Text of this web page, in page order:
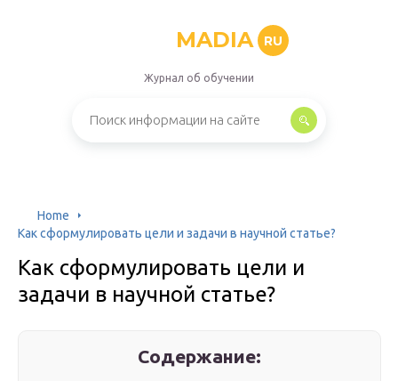
MADIA RU
Журнал об обучении
Home
Как сформулировать цели и задачи в научной статье?
Как сформулировать цели и
задачи в научной статье?
Содержание: